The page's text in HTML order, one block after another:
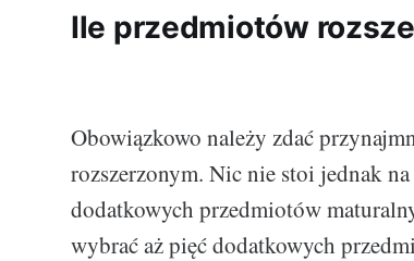
Ile przedmiotów
Obowiązkowo należy zdać
rozszerzonym. Nic nie stoi jednak
dodatkowych przedmiotów
wybrać aż pięć dodatkowych